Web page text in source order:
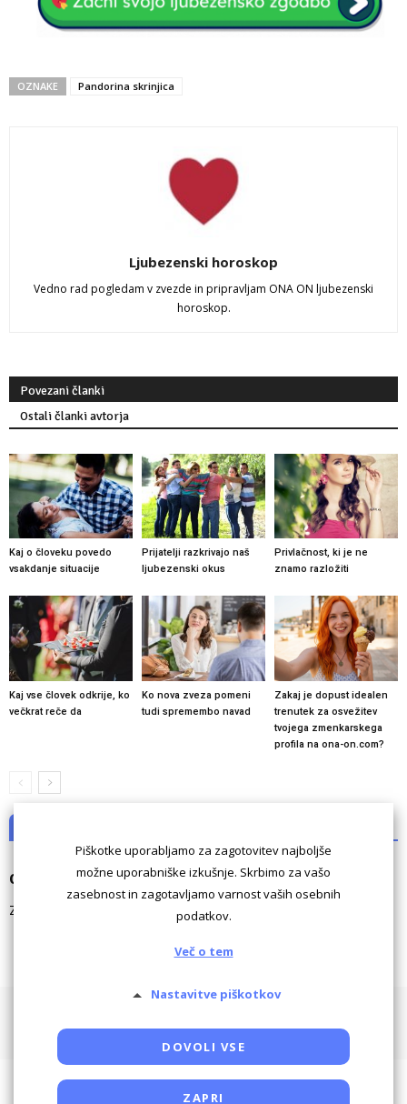
OZNAKE Pandorina skrinjica
Ljubezenski horoskop
Vedno rad pogledam v zvezde in pripravljam ONA ON ljubezenski
horoskop.
Povezani članki
Ostali članki avtorja
Kaj o človeku povedo
vsakdanje situacije
Prijatelji razkrivajo naš
ljubezenski okus
Privlačnost, ki je ne
znamo razložiti
Kaj vse človek odkrije, ko
večkrat reče da
Ko nova zveza pomeni
tudi spremembo navad
Zakaj je dopust idealen
trenutek za osvežitev
tvojega zmenkarskega
profila na ona-on.com?
Odgovori
Za komentiranje morate bitiprijavljeni
Piškotke uporabljamo za zagotovitev najboljše
možne uporabniške izkušnje. Skrbimo za vašo
zasebnost in zagotavljamo varnost vaših osebnih
podatkov.
Več o tem
Nastavitve piškotkov
DOVOLI VSE
ZAPRI